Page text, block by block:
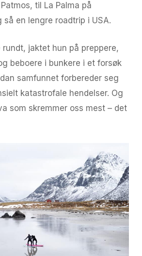
til La Palma på
så en lengre roadtrip i USA.
rundt, jaktet hun på preppere,
beboere i bunkere i et forsøk
samfunnet forbereder seg
katastrofale hendelser. Og
som skremmer oss mest – det